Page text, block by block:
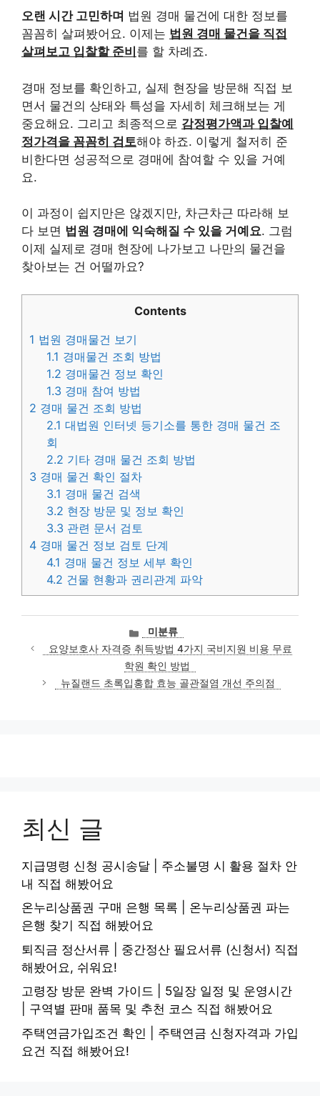
오랜 시간 고민하며 법원 경매 물건에 대한 정보를
꼼꼼히 살펴봤어요. 이제는 법원 경매 물건을 직접
살펴보고 입찰할 준비 를 할 차례죠.
경매 정보를 확인하고, 실제 현장을 방문해 직접 보
면서 물건의 상태와 특성을 자세히 체크해보는 게
중요해요. 그리고 최종적으로 감정평가액과 입찰예
정가격을 꼼꼼히 검토해야 하죠. 이렇게 철저히 준
비한다면 성공적으로 경매에 참여할 수 있을 거예
요.
이 과정이 쉽지만은 않겠지만, 차근차근 따라해 보
다 보면 법원 경매에 익숙해질 수 있을 거예요. 그럼
이제 실제로 경매 현장에 나가보고 나만의 물건을
찾아보는 건 어떨까요?
Contents
1 법원 경매물건 보기
1.1 경매물건 조회 방법
1.2 경매물건 정보 확인
1.3 경매 참여 방법
2 경매 물건 조회 방법
2.1 대법원 인터넷 등기소를 통한 경매 물건 조
회
2.2 기타 경매 물건 조회 방법
3 경매 물건 확인 절차
3.1 경매 물건 검색
3.2 현장 방문 및 정보 확인
3.3 관련 문서 검토
4 경매 물건 정보 검토 단계
4.1 경매 물건 정보 세부 확인
4.2 건물 현황과 권리관계 파악
카
테
고
리
미분류
요양보호사 자격증 취득방법 4가지 국비지원 비용 무료
학원 확인 방법
뉴질랜드 초록입홍합 효능 골관절염 개선 주의점
최신 글
지급명령 신청 공시송달 | 주소불명 시 활용 절차 안
내 직접 해봤어요
온누리상품권 구매 은행 목록 | 온누리상품권 파는
은행 찾기 직접 해봤어요
퇴직금 정산서류 | 중간정산 필요서류 (신청서) 직접
해봤어요, 쉬워요!
고령장 방문 완벽 가이드 | 5일장 일정 및 운영시간
| 구역별 판매 품목 및 추천 코스 직접 해봤어요
주택연금가입조건 확인 | 주택연금 신청자격과 가입
요건 직접 해봤어요!